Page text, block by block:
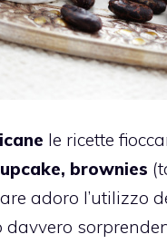
le ricette
brownies
adoro l’utilizzo
davvero